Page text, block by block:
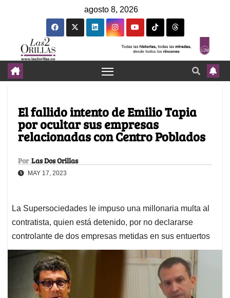
agosto 8, 2026
El fallido intento de Emilio Tapia
por ocultar sus empresas
relacionadas con Centro Poblados
Por Las Dos Orillas
MAY 17, 2023
La Supersociedades le impuso una millonaria multa al
contratista, quien está detenido, por no declararse
controlante de dos empresas metidas en sus entuertos